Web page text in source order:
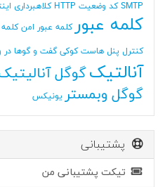
SMTP کد وضعیت HTTP کلاهبرداری
کلمه عبور کلمه عبور امن
کنترل پنل هاست کوکی گفت و گوها در
آنالتیکگوگل
گوگل وبمستر یونیکس
پشتیبانی
تیکت پشتیبانی من